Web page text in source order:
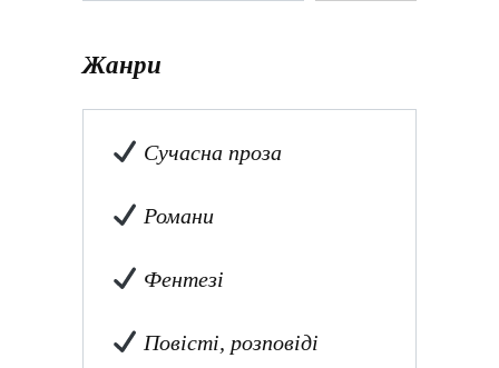
Жанри
Сучасна проза
Романи
Фентезі
Повісті, розповіді